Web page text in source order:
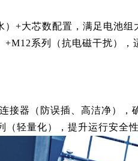
）+大芯数配置，满足电池组
+M12系列（抗电磁干扰），
接器（防误插、高洁净），
（轻量化），提升运行安全